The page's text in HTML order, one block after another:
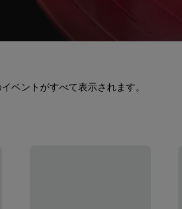
ベントがすべて表示されます。